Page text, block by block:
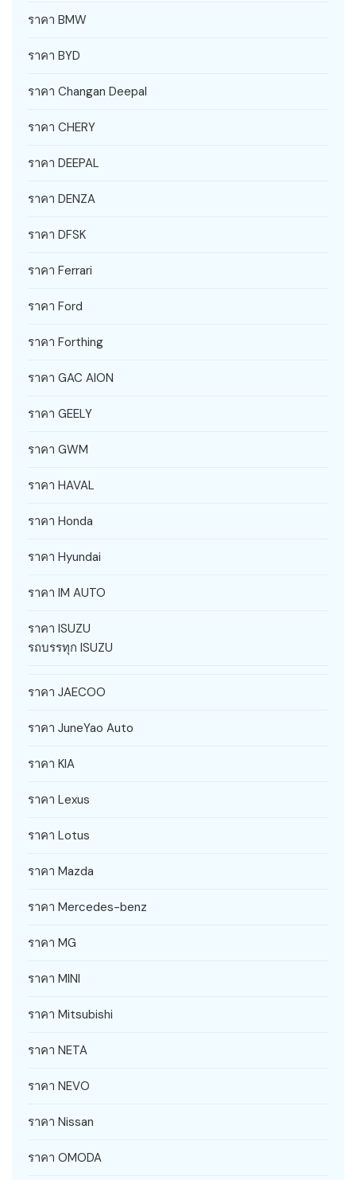
ราคา BMW
ราคา BYD
ราคา Changan Deepal
ราคา CHERY
ราคา DEEPAL
ราคา DENZA
ราคา DFSK
ราคา Ferrari
ราคา Ford
ราคา Forthing
ราคา GAC AION
ราคา GEELY
ราคา GWM
ราคา HAVAL
ราคา Honda
ราคา Hyundai
ราคา IM AUTO
ราคา ISUZU
รถบรรทุก ISUZU
ราคา JAECOO
ราคา JuneYao Auto
ราคา KIA
ราคา Lexus
ราคา Lotus
ราคา Mazda
ราคา Mercedes-benz
ราคา MG
ราคา MINI
ราคา Mitsubishi
ราคา NETA
ราคา NEVO
ราคา Nissan
ราคา OMODA